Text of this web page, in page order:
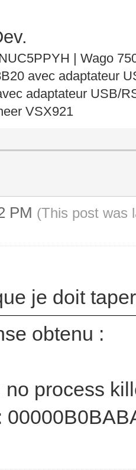
| Wago
avec adaptateur
adaptateur USB/
VSX921
PM (This post was
je doit
obtenu :
no process